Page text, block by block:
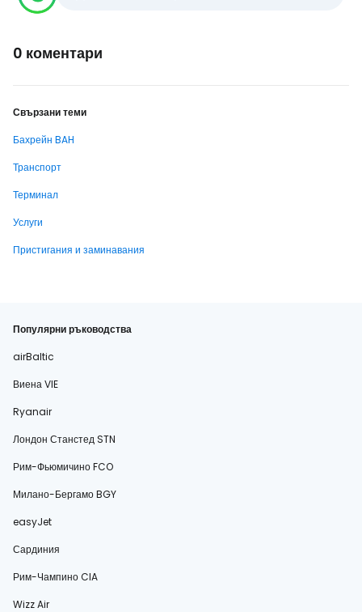
0 коментари
Свързани теми
Бахрейн BAH
Транспорт
Терминал
Услуги
Пристигания и заминавания
Популярни ръководства
airBaltic
Виена VIE
Ryanair
Лондон Станстед STN
Рим-Фьюмичино FCO
Милано-Бергамо BGY
easyJet
Сардиния
Рим-Чампино CIA
Wizz Air